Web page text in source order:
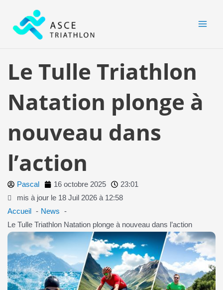
contenu
Le Tulle Triathlon
Natation plonge à
nouveau dans
l’action
Pascal 16 octobre 2025
23:01
mis à jour le 18 Juil 2026 à 12:58
Accueil
News
Le Tulle Triathlon Natation plonge à nouveau dans l’action